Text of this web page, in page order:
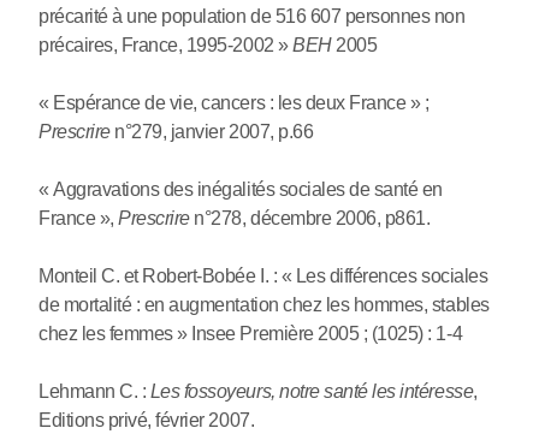
précarité à une population de 516 607 personnes non
précaires, France, 1995-2002 »BEH2005
« Espérance de vie, cancers : les deux France » ;
Prescriren°279, janvier 2007, p.66
« Aggravations des inégalités sociales de santé en
France »,Prescriren°278, décembre 2006, p861.
Monteil C. et Robert-Bobée I. : « Les différences sociales
de mortalité : en augmentation chez les hommes, stables
chez les femmes » Insee Première 2005 ; (1025) : 1-4
Lehmann C. : Les fossoyeurs, notre santé les intéresse,
Editions privé, février 2007.